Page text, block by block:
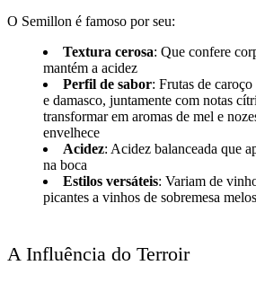
O Semillon é famoso por seu:
Textura cerosa: Que confere
mantém a acidez
Perfil de sabor: Frutas de
e damasco, juntamente com notas
transformar em aromas de mel e
envelhece
Acidez: Acidez balanceada que
na boca
Estilos versáteis: Variam de
picantes a vinhos de sobremesa
A Influência do Terroir